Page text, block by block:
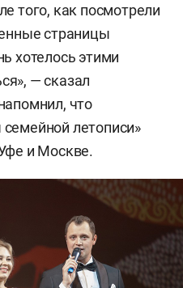
того, как посмотрели
страницы
хотелось этими
— сказал
что
летописи»
и Москве.